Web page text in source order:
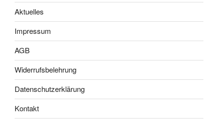
Aktuelles
Impressum
AGB
Widerrufsbelehrung
Datenschutzerklärung
Kontakt